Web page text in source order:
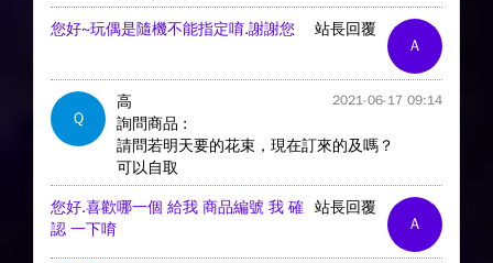
A
站長回覆
您好~玩偶是隨機不能指定唷.謝謝您
Q
高 2021-06-17 09:14
詢問商品 :
請問若明天要的花束，現在訂來的及嗎？
可以自取
A
站長回覆
您好.喜歡哪一個 給我 商品編號 我 確
認 一下唷